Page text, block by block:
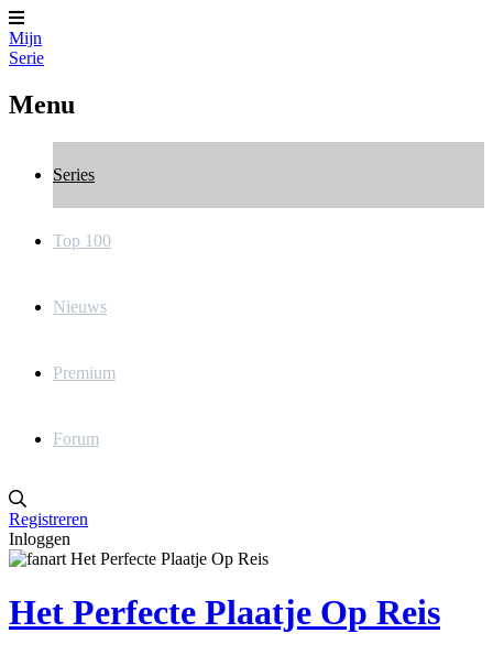
Mijn
Serie
Menu
Series
Top 100
Nieuws
Premium
Forum
Registreren
Inloggen
Het Perfecte Plaatje Op Reis